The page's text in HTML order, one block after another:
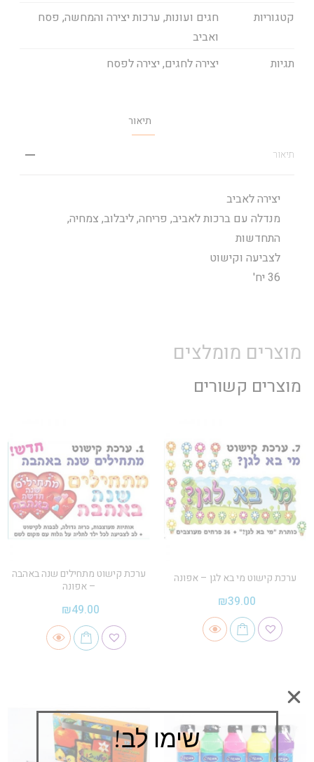
קטגוריות
חגים ועונות, ערכות יצירה והמחשה, פסח
ואביב
תגיות
יצירה לחגים, יצירה לפסח
תיאור
תיאור
יצירה לאביב
מנדלה עם ברכות לאביב, פריחה, ליבלוב, צמחיה,
התחדשות
לצביעה וקישוט
36 יח'
מוצרים מומלצים
מוצרים קשורים
ערכת קישוט מי בא לגן – אפונה
₪39.00
ערכת קישוט מתחילים שנה באהבה
– אפונה
₪49.00
שימו לב!